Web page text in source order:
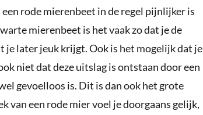
rode mierenbeet in de regel pijnlijker is
mierenbeet is het vaak zo dat je de
je later jeuk krijgt. Ook is het mogelijk dat je
niet dat deze uitslag is ontstaan door een
gevoelloos is. Dit is dan ook het grote
van een rode mier voel je doorgaans gelijk,